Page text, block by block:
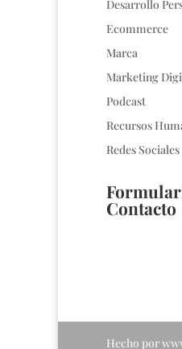
Desarrollo
Ecommerce
Marca
Marketing
Podcast
Recursos
Redes Sociales
Contacto
Hecho por